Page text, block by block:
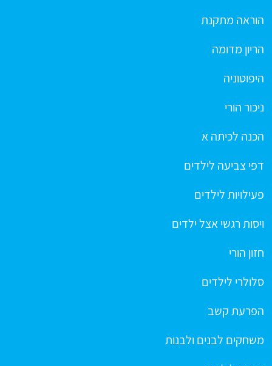
הוראה מתקנת
הריון מדומה
היפוטוניה
ניכור הורי
הכנה לכיתה א
דפי צביעה לילדים
פעילויות לילדים
ויסות רגשי אצל ילדים
חזון הורי
סלולרי לילדים
הפרעת קשב
משחקים לבנים ולבנות